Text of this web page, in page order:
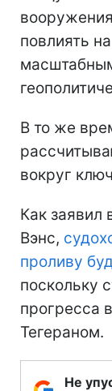
повлиять
В то же
вокруг
Как
Вэнс,
проливу
поскольку
прогресса
Тегераном.
Не